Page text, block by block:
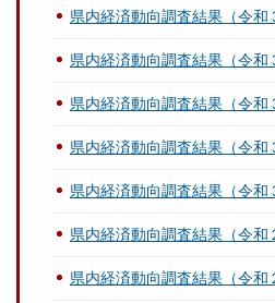
県内経済動向調査結果（令和
県内経済動向調査結果（令和
県内経済動向調査結果（令和
県内経済動向調査結果（令和
県内経済動向調査結果（令和
県内経済動向調査結果（令和
県内経済動向調査結果（令和